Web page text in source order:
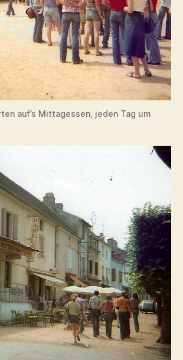
auf’s Mittagessen, jeden Tag um